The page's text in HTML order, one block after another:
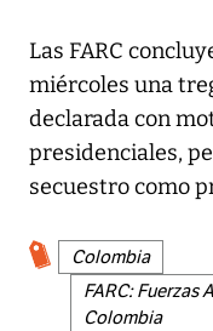
Las FARC
miércoles una
declarada con
presidenciales,
secuestro como
Colombia
FARC: Fuerzas
Colombia